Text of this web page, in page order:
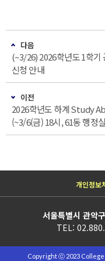
다음
(~3/26) 2026학년도 1학
신청 안내
이전
2026학년도 하계 Study
(~3/6(금) 18시, 61동 행정
개인정보
서울특별시 관악
TEL:
Copyright ⓒ 2023